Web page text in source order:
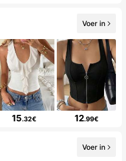
Voer in
15.32€ 12.99€
Voer in